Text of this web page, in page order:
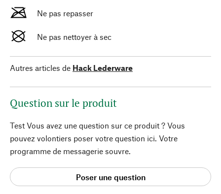
Ne pas repasser
Ne pas nettoyer à sec
Autres articles de Hack Lederware
Question sur le produit
Test Vous avez une question sur ce produit ? Vous
pouvez volontiers poser votre question ici. Votre
programme de messagerie souvre.
Poser une question